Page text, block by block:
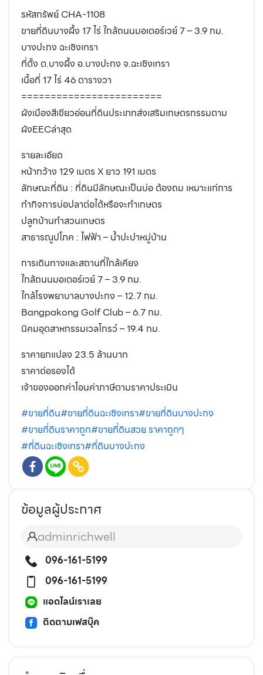
รหัสทรัพย์ CHA-1108
ขายที่ดินบางผึ้ง 17 ไร่ ใกล้ถนนมอเตอร์เวย์ 7 – 3.9 กม.
บางปะกง ฉะเชิงเทรา
ที่ตั้ง ต.บางผึ้ง อ.บางปะกง จ.ฉะเชิงเทรา
เนื้อที่ 17 ไร่ 46 ตารางวา
========================
ผังเมืองสีเขียวอ่อนที่ดินประเภทส่งเสริมเกษตรกรรมตาม
ผังEECล่าสุด
รายละเอียด
หน้ากว้าง 129 เมตร X ยาว 191 เมตร
ลักษณะที่ดิน : ที่ดินมีลักษณะเป็นบ่อ ต้องถม เหมาะแก่การ
ทำกิจการบ่อปลาต่อได้หรือจะทำเกษตร
ปลูกบ้านทำสวนเกษตร
สาธารณูปโภค : ไฟฟ้า – น้ำปะปาหมู่บ้าน
การเดินทางและสถานที่ใกล้เคียง
ใกล้ถนนมอเตอร์เวย์ 7 – 3.9 กม.
ใกล้โรงพยาบาลบางปะกง – 12.7 กม.
Bangpakong Golf Club – 6.7 กม.
นิคมอุตสาหกรรมเวลโกรว์ – 19.4 กม.
ราคายกแปลง 23.5 ล้านบาท
ราคาต่อรองได้
เจ้าของออกค่าโอนค่าภาษีตามราคาประเมิน
#ขายที่ดิน#ขายที่ดินฉะเชิงเทรา#ขายที่ดินบางปะกง
#ขายที่ดินราคาถูก#ขายที่ดินสวย ราคาถูกๆ
#ที่ดินฉะเชิงเทรา#ที่ดินบางปะกง
ข้อมูลผู้ประกาศ
adminrichwell
096-161-5199
096-161-5199
แอดไลน์เราเลย
ติดตามเฟสบุ๊ค